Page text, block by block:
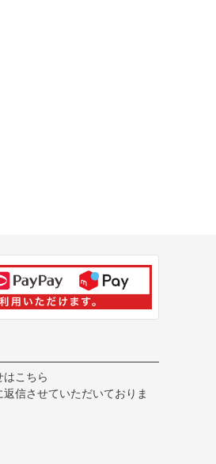
はこちら
信させていただいておりま